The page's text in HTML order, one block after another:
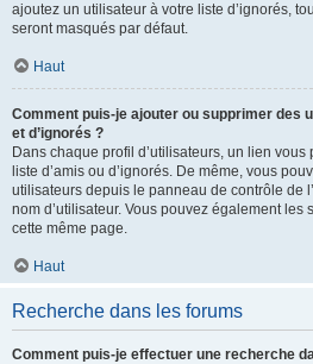
ajoutez un utilisateur à votre liste d’ignorés,
seront masqués par défaut.
Haut
Comment puis-je ajouter ou supprimer des
et d’ignorés ?
Dans chaque profil d’utilisateurs, un lien
liste d’amis ou d’ignorés. De même, vous
utilisateurs depuis le panneau de contrôle de
nom d’utilisateur. Vous pouvez également
cette même page.
Haut
Recherche dans les forums
Comment puis-je effectuer une recherche